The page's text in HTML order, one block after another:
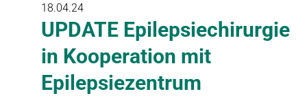
18.04.24
UPDATE Epilepsiechirurgie
in Kooperation mit
Epilepsiezentrum